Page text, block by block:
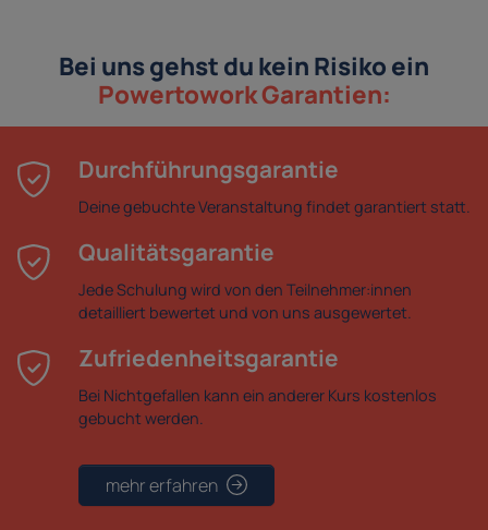
Bei uns gehst du kein Risiko ein
Powertowork Garantien:
Durchführungsgarantie
Deine gebuchte Veranstaltung findet garantiert statt.
Qualitätsgarantie
Jede Schulung wird von den Teilnehmer:innen
detailliert bewertet und von uns ausgewertet.
Zufriedenheitsgarantie
Bei Nichtgefallen kann ein anderer Kurs kostenlos
gebucht werden.
mehr erfahren